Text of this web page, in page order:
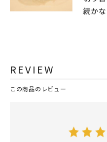
REVIEW
この商品のレビュー